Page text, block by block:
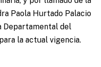
Paola Hurtado Palacio
Departamental del
la actual vigencia.